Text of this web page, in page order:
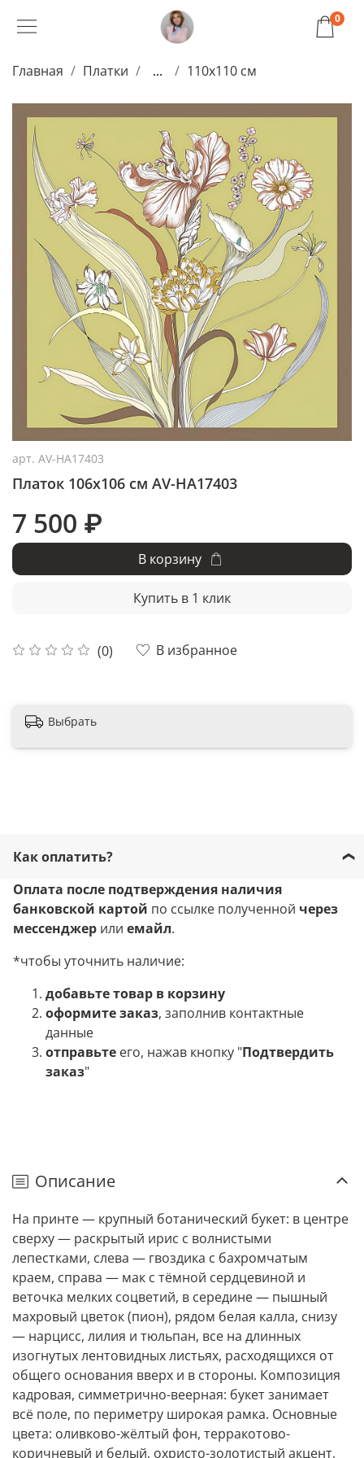
0
Главная Платки ... 110x110 см
арт. AV-HA17403
Платок 106x106 см AV-HA17403
(0) В избранное
7 500 ₽
В корзину
Купить в 1 клик
Выбрать
Как оплатить?
Оплата после подтверждения наличия
банковской картой по ссылке полученной через
мессенджер или емайл.
*чтобы уточнить наличие:
добавьте товар в корзину
оформите заказ, заполнив контактные
данные
отправьте его, нажав кнопку "Подтвердить
заказ"
Описание
На принте — крупный ботанический букет: в центре
сверху — раскрытый ирис с волнистыми
лепестками, слева — гвоздика с бахромчатым
краем, справа — мак с тёмной сердцевиной и
веточка мелких соцветий, в середине — пышный
махровый цветок (пион), рядом белая калла, снизу
— нарцисс, лилия и тюльпан, все на длинных
изогнутых лентовидных листьях, расходящихся от
общего основания вверх и в стороны. Композиция
кадровая, симметрично-веерная: букет занимает
всё поле, по периметру широкая рамка. Основные
цвета: оливково-жёлтый фон, терракотово-
коричневый и белый, охристо-золотистый акцент,